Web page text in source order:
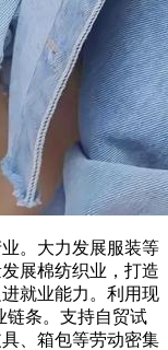
。大力发展服装等
展棉纺织业，打造
就业能力。利用现
链条。支持自贸试
、箱包等劳动密集